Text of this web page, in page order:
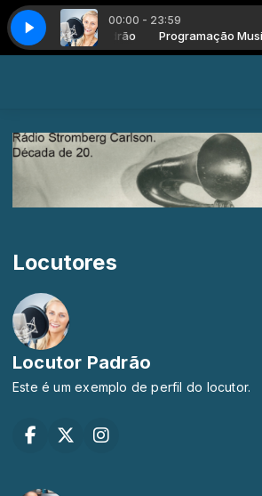
00:00 - 23:59
com Locutor Padrão Programação
- CALLADO - DÉO RIAN A DESEJADA -
Locutores
Locutor Padrão
Este é um exemplo de perfil do locutor.